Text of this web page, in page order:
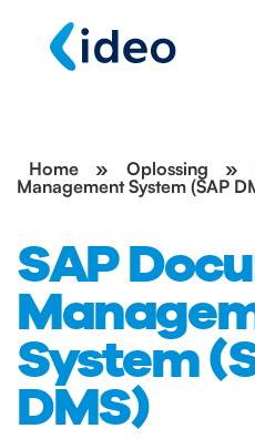
Home » Oplossing »
Management System (SAP
SAP
System
DMS)